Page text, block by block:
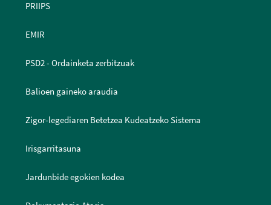
PRIIPS
EMIR
PSD2 - Ordainketa zerbitzuak
Balioen gaineko araudia
Zigor-legediaren Betetzea Kudeatzeko Sistema
Irisgarritasuna
Jardunbide egokien kodea